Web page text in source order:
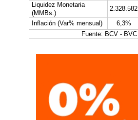
Liquidez Monetaria
(MMBs.)
2.328.582
Inflación (Var% mensual)
6,3%
Fuente: BCV - BVC